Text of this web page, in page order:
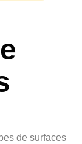
de surfaces